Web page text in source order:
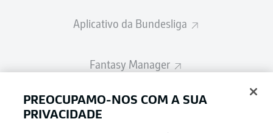
Aplicativo da Bundesliga
Fantasy Manager
BUNDESLIGA-GROUP
PREOCUPAMO-NOS COM A SUA
PRIVACIDADE